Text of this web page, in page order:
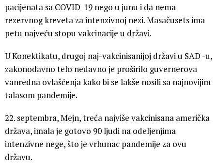
pacijenata sa COVID-19 nego u junu i da nema
rezervnog kreveta za intenzivnoj nezi. Masačusets ima
petu najveću stopu vakcinacije u državi.
U Konektikatu, drugoj naj-vakcinisanijoj državi u SAD -u,
zakonodavno telo nedavno je proširilo guvernerova
vanredna ovlašćenja kako bi se lakše nosili sa najnovijim
talasom pandemije.
22. septembra, Mejn, treća najviše vakcinisana američka
država, imala je gotovo 90 ljudi na odeljenjima
intenzivne nege, što je vrhunac pandemije za ovu
državu.